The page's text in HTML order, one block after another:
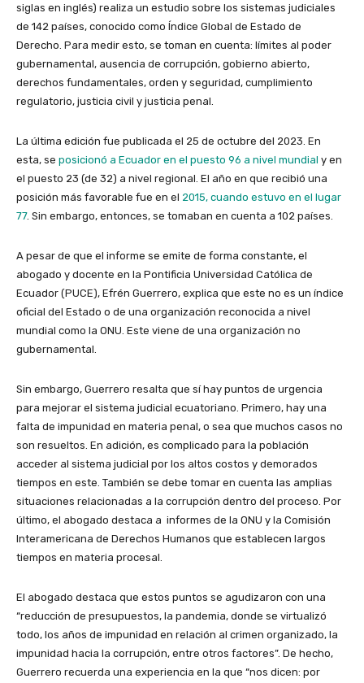
siglas en inglés) realiza un estudio sobre los sistemas judiciales
de 142 países, conocido como Índice Global de Estado de
Derecho. Para medir esto, se toman en cuenta: límites al poder
gubernamental, ausencia de corrupción, gobierno abierto,
derechos fundamentales, orden y seguridad, cumplimiento
regulatorio, justicia civil y justicia penal.
La última edición fue publicada el 25 de octubre del 2023. En
esta, se posicionó a Ecuador en el puesto 96 a nivel mundial y en
el puesto 23 (de 32) a nivel regional. El año en que recibió una
posición más favorable fue en el 2015, cuando estuvo en el lugar
77. Sin embargo, entonces, se tomaban en cuenta a 102 países.
A pesar de que el informe se emite de forma constante, el
abogado y docente en la Pontificia Universidad Católica de
Ecuador (PUCE), Efrén Guerrero, explica que este no es un índice
oficial del Estado o de una organización reconocida a nivel
mundial como la ONU. Este viene de una organización no
gubernamental.
Sin embargo, Guerrero resalta que sí hay puntos de urgencia
para mejorar el sistema judicial ecuatoriano. Primero, hay una
falta de impunidad en materia penal, o sea que muchos casos no
son resueltos. En adición, es complicado para la población
acceder al sistema judicial por los altos costos y demorados
tiempos en este. También se debe tomar en cuenta las amplias
situaciones relacionadas a la corrupción dentro del proceso. Por
último, el abogado destaca a informes de la ONU y la Comisión
Interamericana de Derechos Humanos que establecen largos
tiempos en materia procesal.
El abogado destaca que estos puntos se agudizaron con una
“reducción de presupuestos, la pandemia, donde se virtualizó
todo, los años de impunidad en relación al crimen organizado, la
impunidad hacia la corrupción, entre otros factores”. De hecho,
Guerrero recuerda una experiencia en la que “nos dicen: por